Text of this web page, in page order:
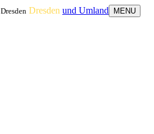
Dresden und Umland MENU